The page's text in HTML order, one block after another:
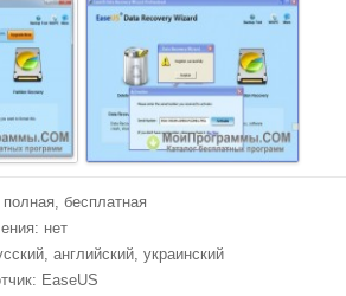
бесплатная
нет
английский, украинский
EaseUS